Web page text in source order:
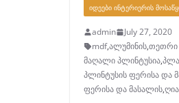
ᲘᲓᲔᲔᲑᲘ ᲘᲜᲢᲔᲠᲘᲔᲠᲘᲡ
admin
July 27, 2020
mdf,ალუმინის,თეთრი
მაღალი პლინტუსია,
პლინტუსის ფერისა და
ფერისა და მასალის,